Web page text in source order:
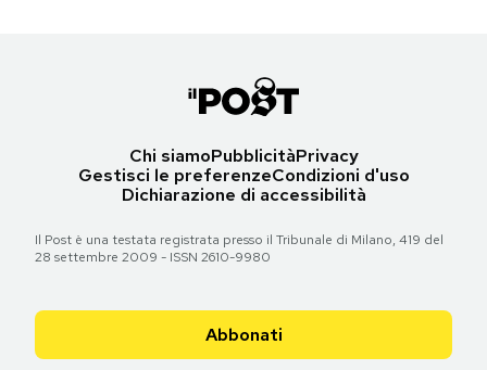
Chi siamoPubblicitàPrivacy
Gestisci le preferenzeCondizioni d'uso
Dichiarazione di accessibilità
Il Post è una testata registrata presso il Tribunale di Milano, 419 del
28 settembre 2009 - ISSN 2610-9980
Abbonati